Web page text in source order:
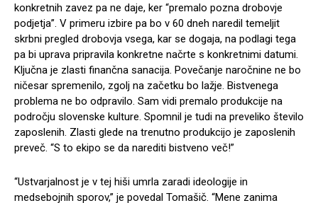
konkretnih zavez pa ne daje, ker “premalo pozna drobovje
podjetja”. V primeru izbire pa bo v 60 dneh naredil temeljit
skrbni pregled drobovja vsega, kar se dogaja, na podlagi tega
pa bi uprava pripravila konkretne načrte s konkretnimi datumi.
Ključna je zlasti finančna sanacija. Povečanje naročnine ne bo
ničesar spremenilo, zgolj na začetku bo lažje. Bistvenega
problema ne bo odpravilo. Sam vidi premalo produkcije na
področju slovenske kulture. Spomnil je tudi na preveliko število
zaposlenih. Zlasti glede na trenutno produkcijo je zaposlenih
preveč. “S to ekipo se da narediti bistveno več!”
“Ustvarjalnost je v tej hiši umrla zaradi ideologije in
medsebojnih sporov,” je povedal Tomašič. “Mene zanima